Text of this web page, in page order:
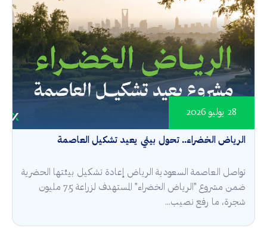
الرياض الخضراء.. تحول بيئي يعيد تشكيل العاصمة
28 يوليو 2026
تواصل العاصمة السعودية الرياض إعادة تشكيل بيئتها الحضرية
ضمن مشروع "الرياض الخضراء" المستهدف لزراعة 7.5 مليون
شجرة، ما رفع نصيب...